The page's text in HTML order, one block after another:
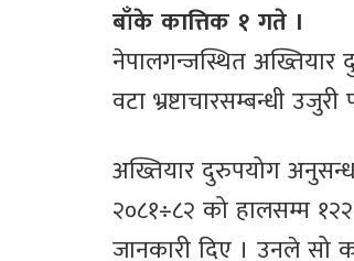
बाँके कात्तिक १ गते ।
नेपालगन्जस्थित अख्तियार
वटा भ्रष्टाचारसम्बन्धी
अख्तियार दुरुपयोग
२०८१÷८२ को हालसम्म
जानकारी दिए । उनले सो